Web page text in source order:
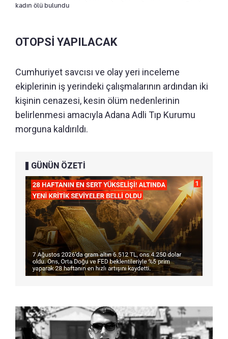
kadın ölü bulundu
OTOPSİ YAPILACAK
Cumhuriyet savcısı ve olay yeri inceleme
ekiplerinin iş yerindeki çalışmalarının ardından iki
kişinin cenazesi, kesin ölüm nedenlerinin
belirlenmesi amacıyla Adana Adli Tıp Kurumu
morguna kaldırıldı.
GÜNÜN ÖZETİ